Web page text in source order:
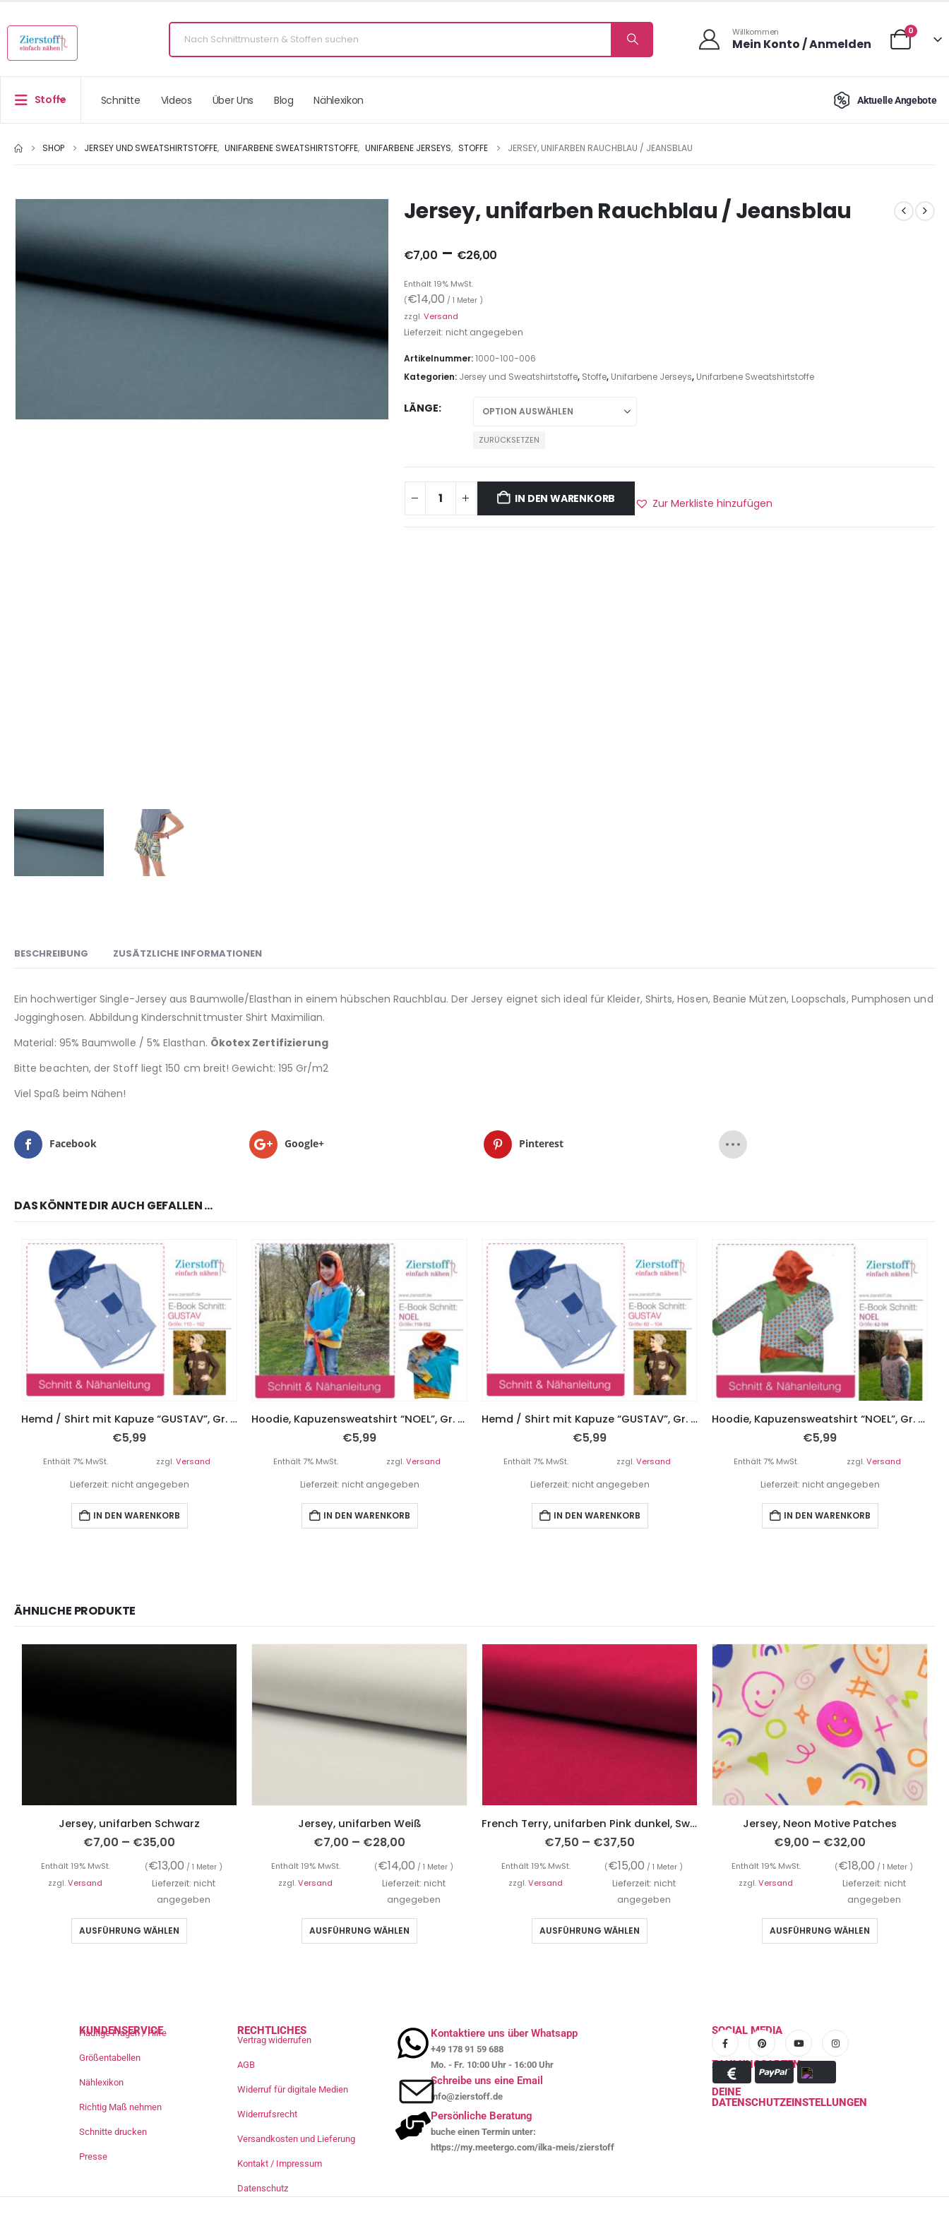
Willkommen
Mein Konto / Anmelden
0
Stoffe Schnitte Videos Über Uns Blog Nählexikon Aktuelle Angebote
SHOP JERSEY UND SWEATSHIRTSTOFFE, UNIFARBENE SWEATSHIRTSTOFFE, UNIFARBENE JERSEYS, STOFFE JERSEY, UNIFARBEN RAUCHBLAU / JEANSBLAU
Jersey, unifarben Rauchblau / Jeansblau
€7,00 – €26,00
Enthält 19% MwSt.
(€14,00 / 1 Meter )
zzgl.Versand
Lieferzeit: nicht angegeben
Artikelnummer:1000-100-006
Kategorien: Jersey und Sweatshirtstoffe, Stoffe, Unifarbene Jerseys, Unifarbene Sweatshirtstoffe
LÄNGE
ZURÜCKSETZEN
IN DEN WARENKORB Zur Merkliste hinzufügen
BESCHREIBUNG ZUSÄTZLICHE INFORMATIONEN
Ein hochwertiger Single-Jersey aus Baumwolle/Elasthan in einem hübschen Rauchblau. Der Jersey eignet sich ideal für Kleider, Shirts, Hosen, Beanie Mützen, Loopschals, Pumphosen und
Jogginghosen. Abbildung Kinderschnittmuster Shirt Maximilian.
Material: 95% Baumwolle / 5% Elasthan. Ökotex Zertifizierung
Bitte beachten, der Stoff liegt 150 cm breit! Gewicht: 195 Gr/m2
Viel Spaß beim Nähen!
Facebook Google+ Pinterest
DAS KÖNNTE DIR AUCH GEFALLEN …
Hemd / Shirt mit Kapuze “GUSTAV”, Gr. 110 – 152
€5,99
Enthält 7% MwSt. zzgl.Versand
Lieferzeit: nicht angegeben
IN DEN WARENKORB
Hoodie, Kapuzensweatshirt “NOEL”, Gr. 110 – 152
€5,99
Enthält 7% MwSt. zzgl.Versand
Lieferzeit: nicht angegeben
IN DEN WARENKORB
Hemd / Shirt mit Kapuze “GUSTAV”, Gr. 62 – 104
€5,99
Enthält 7% MwSt. zzgl.Versand
Lieferzeit: nicht angegeben
IN DEN WARENKORB
Hoodie, Kapuzensweatshirt “NOEL”, Gr. 62 – 104
€5,99
Enthält 7% MwSt. zzgl.Versand
Lieferzeit: nicht angegeben
IN DEN WARENKORB
ÄHNLICHE PRODUKTE
Jersey, unifarben Schwarz
€7,00 – €35,00
Enthält 19% MwSt. (€13,00 / 1 Meter )
zzgl.Versand
Lieferzeit: nicht
angegeben
AUSFÜHRUNG WÄHLEN
Jersey, unifarben Weiß
€7,00 – €28,00
Enthält 19% MwSt. (€14,00 / 1 Meter )
zzgl.Versand
Lieferzeit: nicht
angegeben
AUSFÜHRUNG WÄHLEN
French Terry, unifarben Pink dunkel, Sweatshirtstoff brushed
€7,50 – €37,50
Enthält 19% MwSt. (€15,00 / 1 Meter )
zzgl.Versand
Lieferzeit: nicht
angegeben
AUSFÜHRUNG WÄHLEN
Jersey, Neon Motive Patches
€9,00 – €32,00
Enthält 19% MwSt. (€18,00 / 1 Meter )
zzgl.Versand
Lieferzeit: nicht
angegeben
AUSFÜHRUNG WÄHLEN
KUNDENSERVICE
Häufige Fragen / Hilfe
Größentabellen
Nählexikon
Richtig Maß nehmen
Schnitte drucken
Presse
RECHTLICHES
Vertrag widerrufen
AGB
Widerruf für digitale Medien
Widerrufsrecht
Versandkosten und Lieferung
Kontakt / Impressum
Datenschutz
Kontaktiere uns über Whatsapp
+49 178 91 59 688
Mo. - Fr. 10:00 Uhr - 16:00 Uhr
Schreibe uns eine Email
info@zierstoff.de
Persönliche Beratung
buche einen Termin unter:
https://my.meetergo.com/ilka-meis/zierstoff
SOCIAL MEDIA
ZAHLUNGSARTEN
DEINE
DATENSCHUTZEINSTELLUNGEN